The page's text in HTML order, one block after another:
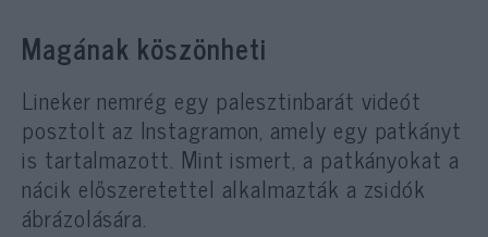
Magának köszönheti
Lineker nemrég egy palesztinbarát videót
posztolt az Instagramon, amely egy patkányt
is tartalmazott. Mint ismert, a patkányokat a
nácik előszeretettel alkalmazták a zsidók
ábrázolására.